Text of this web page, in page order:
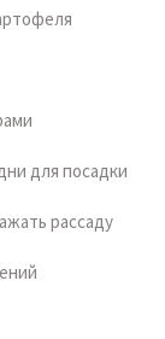
для посадки
рассаду